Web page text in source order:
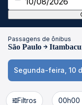
Passagens de ônibus
São Paulo
Segunda-feira, 10
Filtros 00h00